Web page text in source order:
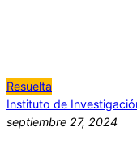
Resuelta
Instituto de
septiembre 27, 2024